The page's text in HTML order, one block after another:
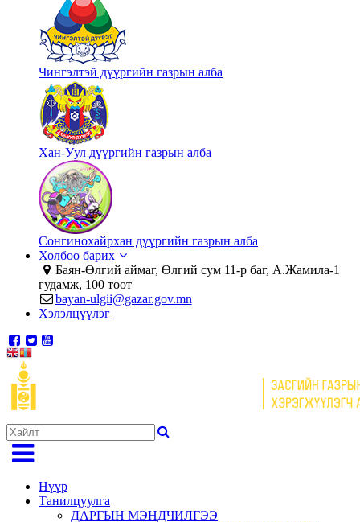
Чингэлтэй дүүргийн газрын алба
Хан-Уул дүүргийн газрын алба
Сонгинохайрхан дүүргийн газрын алба
Холбоо барих
Баян-Өлгий аймаг, Өлгий сум 11-р баг, А.Жамила-1
гудамж, 100 тоот
bayan-ulgii@gazar.gov.mn
Хэлэлцүүлэг
Нүүр
Танилцуулга
ДАРГЫН МЭНДЧИЛГЭЭ